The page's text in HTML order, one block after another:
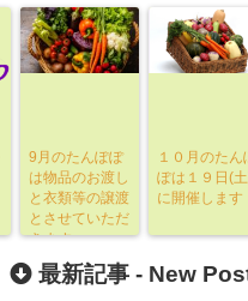
9月のたんぽぽ
は物品のお渡し
と衣類等の譲渡
とさせていただ
きます
１０月のたん
ぽは１９日(
に開催します
最新記事 - New